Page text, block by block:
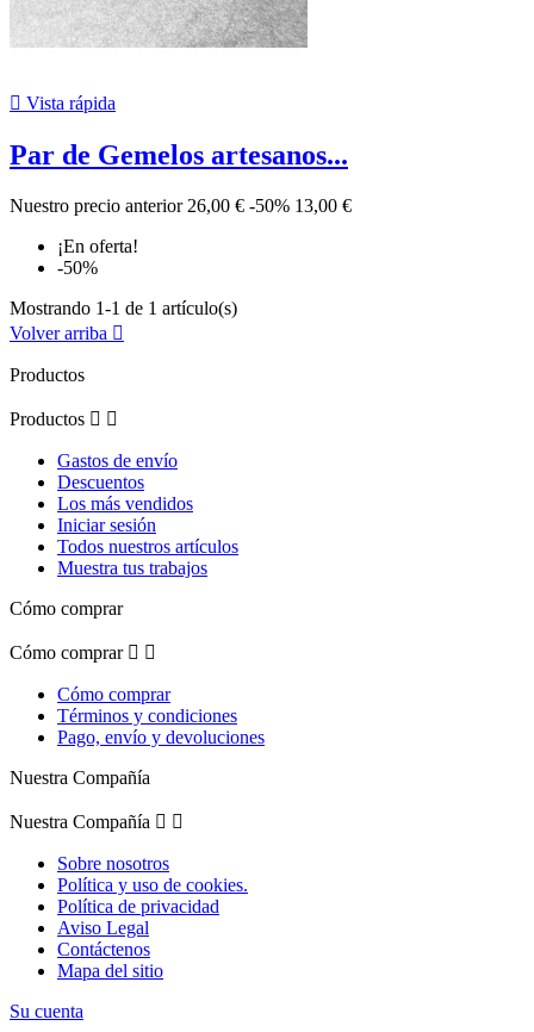
 Vista rápida
Par de Gemelos artesanos...
Nuestro precio anterior 26,00 € -50% 13,00 €
¡En oferta!
-50%
Mostrando 1-1 de 1 artículo(s)
Volver arriba 
Productos
Productos  
Gastos de envío
Descuentos
Los más vendidos
Iniciar sesión
Todos nuestros artículos
Muestra tus trabajos
Cómo comprar
Cómo comprar  
Cómo comprar
Términos y condiciones
Pago, envío y devoluciones
Nuestra Compañía
Nuestra Compañía  
Sobre nosotros
Política y uso de cookies.
Política de privacidad
Aviso Legal
Contáctenos
Mapa del sitio
Su cuenta